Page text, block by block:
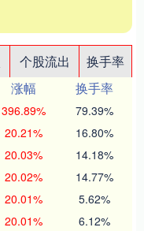
个股流出
换手率
涨幅
换手率
396.89% 79.39%
20.21% 16.80%
20.03% 14.18%
20.02% 14.77%
20.01% 5.62%
20.01% 6.12%